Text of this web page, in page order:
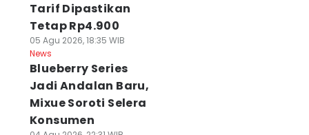
Tarif Dipastikan
Tetap Rp4.900
05 Agu 2026, 18:35 WIB
News
Blueberry Series
Jadi Andalan Baru,
Mixue Soroti Selera
Konsumen